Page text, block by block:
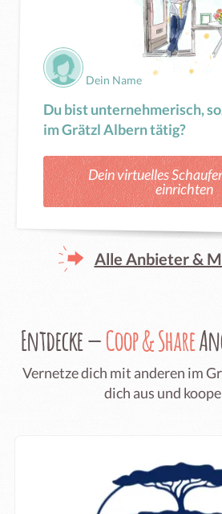
Dein Name
Du bist unternehmerisch,
im Grätzl Albern tätig?
Dein virtuelles
einrichten
Alle Anbieter &
Entdecke —Coop & Share
Vernetze dich mit anderen im
dich aus und